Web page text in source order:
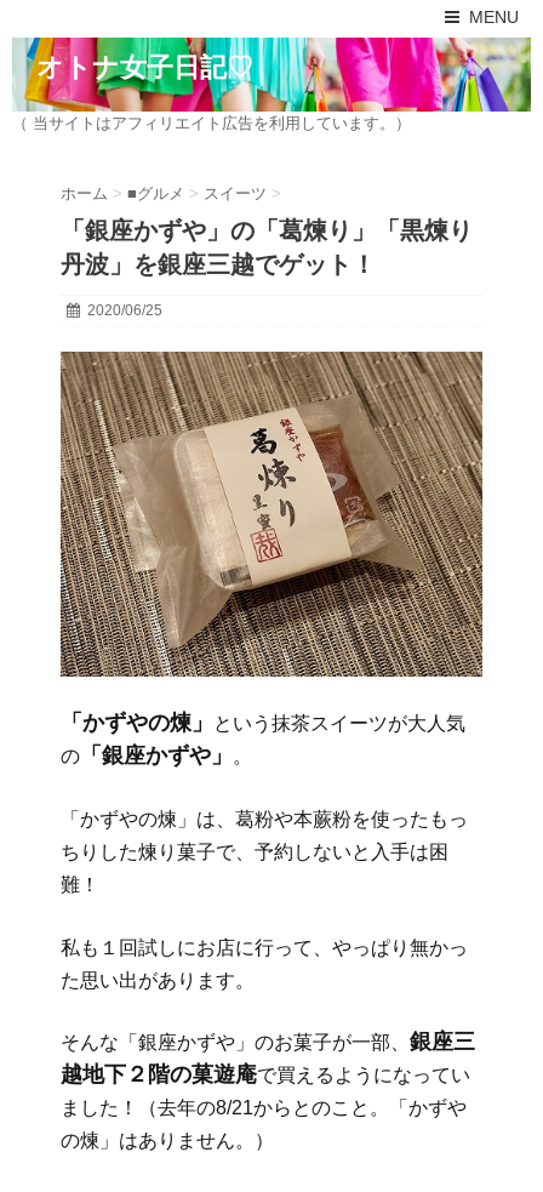
MENU
オトナ女子日記♡
（ 当サイトはアフィリエイト広告を利用しています。）
ホーム > ■グルメ > スイーツ >
「銀座かずや」の「葛煉り」「黒煉り
丹波」を銀座三越でゲット！
2020/06/25
「かずやの煉」
という抹茶スイーツが大人気
の 「銀座かずや」 。
「かずやの煉」は、葛粉や本蕨粉を使ったもっ
ちりした煉り菓子で、予約しないと入手は困
難！
私も１回試しにお店に行って、やっぱり無かっ
た思い出があります。
そんな「銀座かずや」のお菓子が一部、 銀座三
越地下２階の菓遊庵で買えるようになってい
ました！（去年の8/21からとのこと。「かずや
の煉」はありません。）